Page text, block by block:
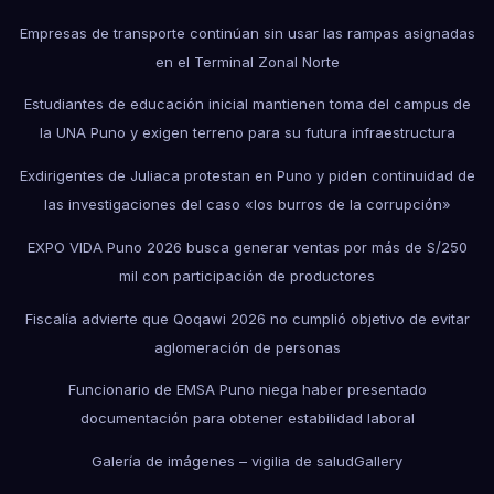
Empresas de transporte continúan sin usar las rampas asignadas
en el Terminal Zonal Norte
Estudiantes de educación inicial mantienen toma del campus de
la UNA Puno y exigen terreno para su futura infraestructura
Exdirigentes de Juliaca protestan en Puno y piden continuidad de
las investigaciones del caso «los burros de la corrupción»
EXPO VIDA Puno 2026 busca generar ventas por más de S/250
mil con participación de productores
Fiscalía advierte que Qoqawi 2026 no cumplió objetivo de evitar
aglomeración de personas
Funcionario de EMSA Puno niega haber presentado
documentación para obtener estabilidad laboral
Galería de imágenes – vigilia de saludGallery